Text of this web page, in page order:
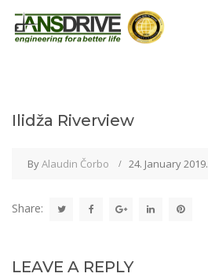
Ilidža Riverview
ByAlaudin Čorbo 24. January 2019.
Share:
LEAVE A REPLY